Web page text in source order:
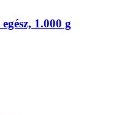
1.000 g